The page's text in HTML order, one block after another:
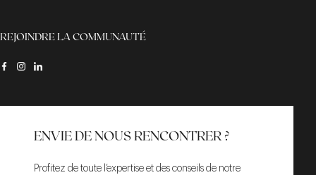
REJOINDRE LA COMMUNAUTÉ
ENVIE DE NOUS RENCONTRER ?
Profitez de toute l’expertise et des conseils de notre